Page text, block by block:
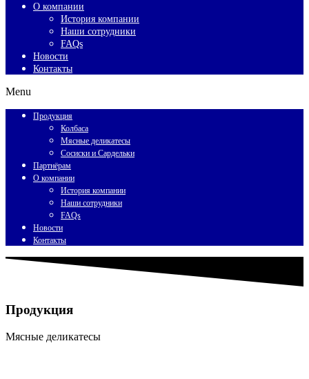
О компании
История компании
Наши сотрудники
FAQs
Новости
Контакты
Menu
Продукция
Колбаса
Мясные деликатесы
Сосиски и Сардельки
Партнёрам
О компании
История компании
Наши сотрудники
FAQs
Новости
Контакты
Продукция
Мясные деликатесы